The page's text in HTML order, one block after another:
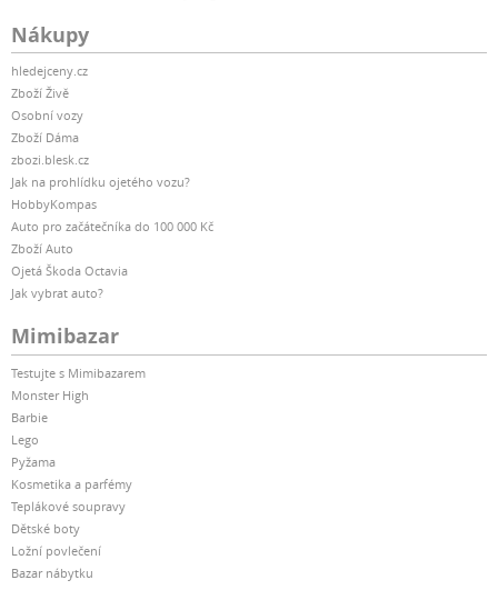
Nákupy
hledejceny.cz
Zboží Živě
Osobní vozy
Zboží Dáma
zbozi.blesk.cz
Jak na prohlídku ojetého vozu?
HobbyKompas
Auto pro začátečníka do 100 000 Kč
Zboží Auto
Ojetá Škoda Octavia
Jak vybrat auto?
Mimibazar
Testujte s Mimibazarem
Monster High
Barbie
Lego
Pyžama
Kosmetika a parfémy
Teplákové soupravy
Dětské boty
Ložní povlečení
Bazar nábytku